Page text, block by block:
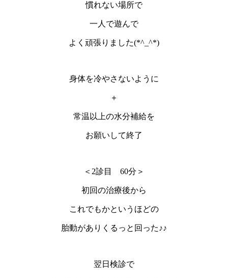
慣れない場所で
一人で遊んで
よく頑張りました(*^_^*)
身体を冷やさないように
＋
常温以上の水分補給を
お願いして終了
＜2診目 60分＞
初回の治療後から
これでもかというほどの
胎動がありくるっと回った♪♪
翌日検診で